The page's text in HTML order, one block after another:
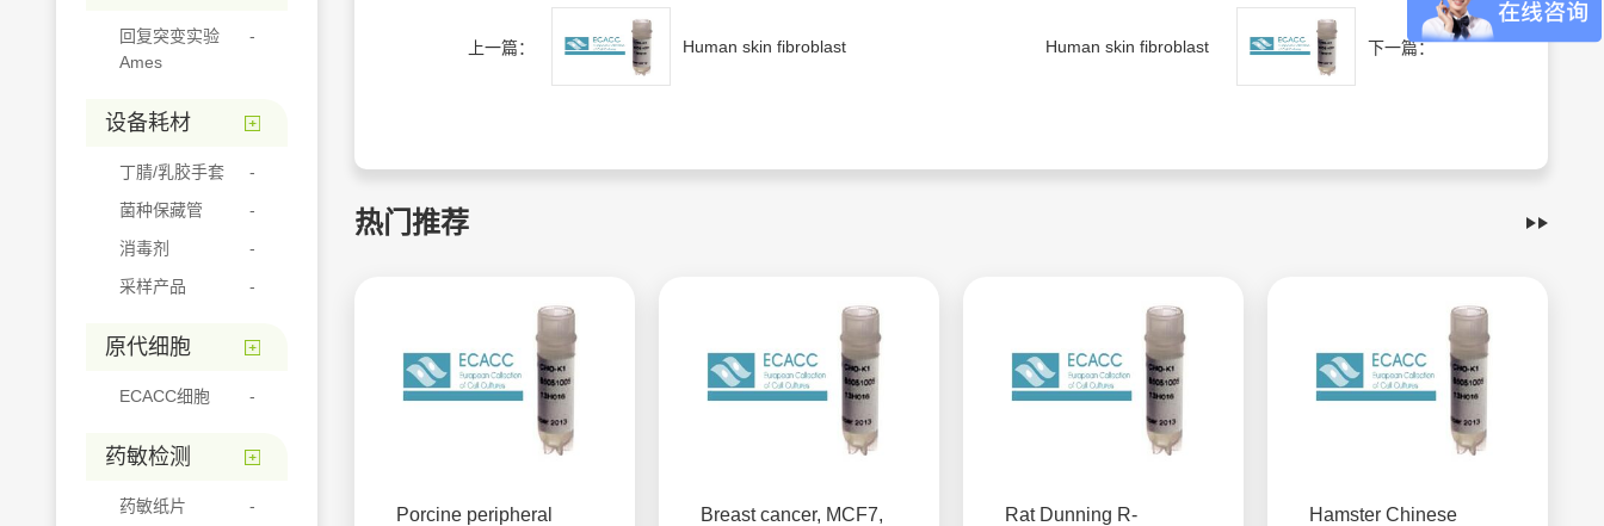
回复突变实验
Ames
设备耗材
丁腈/乳胶手套
菌种保藏管
消毒剂
采样产品
原代细胞
ECACC细胞
药敏检测
药敏纸片
上一篇： Human skin fibroblast Human skin fibroblast 下一篇：
热门推荐
Porcine peripheral
Breast cancer, MCF7,
Rat Dunning R-
Hamster Chinese